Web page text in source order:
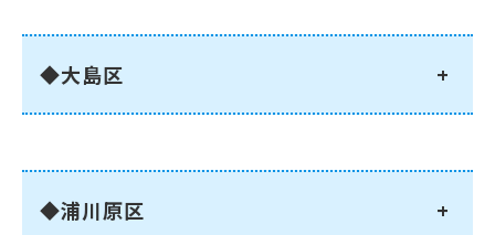
◆大島区 +
◆浦川原区 +